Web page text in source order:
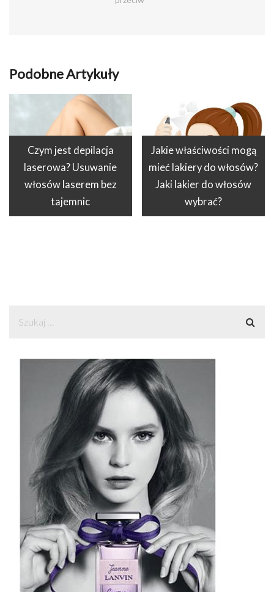
Podobne Artykuły
Czym jest depilacja
laserowa? Usuwanie
włosów laserem bez
tajemnic
Jakie właściwości mogą
mieć lakiery do włosów?
Jaki lakier do włosów
wybrać?